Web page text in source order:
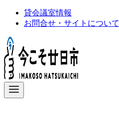
ン
ツ
へ
移
動
貸会議室情報
お問合せ・サイトについて